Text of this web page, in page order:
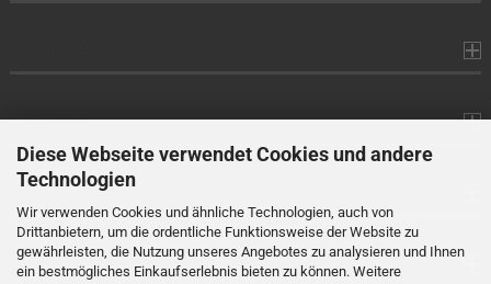
Diese Webseite verwendet Cookies und andere
Technologien
Wir verwenden Cookies und ähnliche Technologien, auch von
Drittanbietern, um die ordentliche Funktionsweise der Website zu
gewährleisten, die Nutzung unseres Angebotes zu analysieren und Ihnen
ein bestmögliches Einkaufserlebnis bieten zu können. Weitere
Ihr Konto
Kontaktdaten
Zahlung